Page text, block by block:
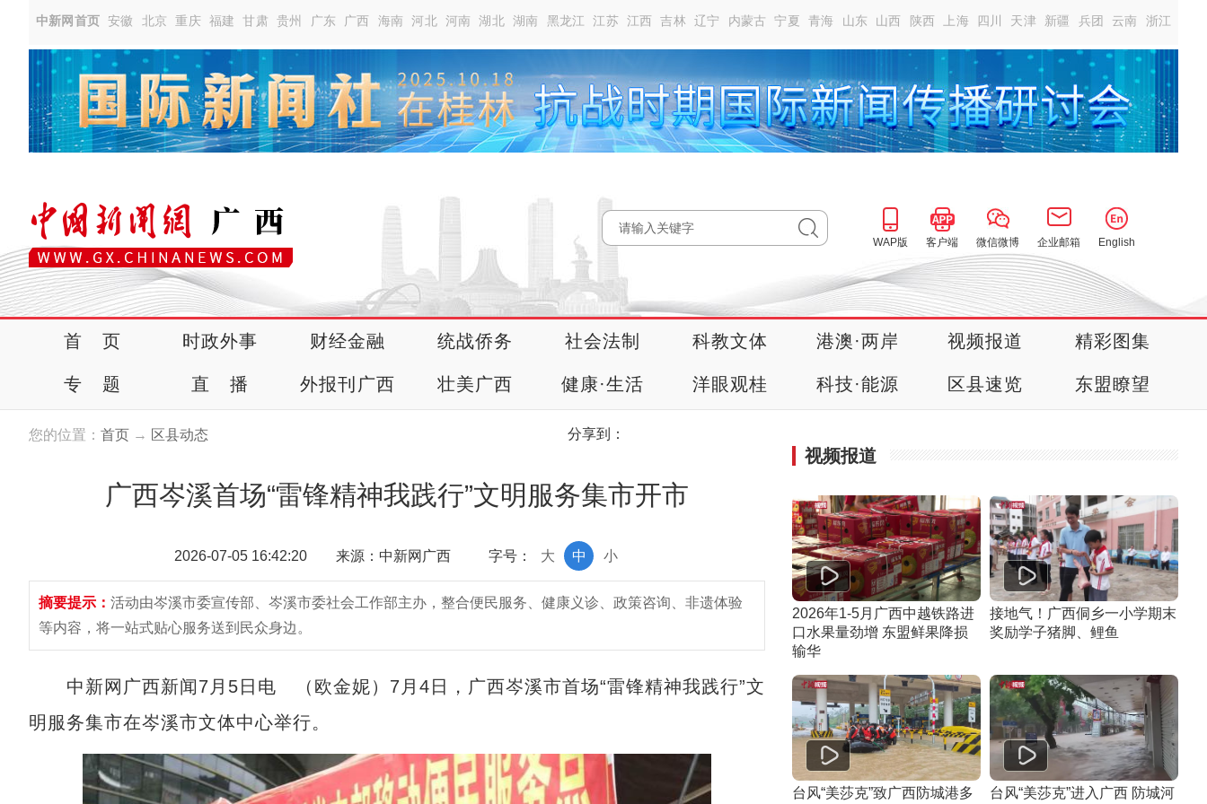
中新网首页 安徽 北京 重庆 福建 甘肃 贵州 广东 广西 海南 河北 河南 湖北 湖南 黑龙江 江苏 江西 吉林 辽宁 内蒙古 宁夏 青海 山东 山西 陕西 上海 四川 天津 新疆 兵团 云南 浙江
WAP版 客户端 微信微博 企业邮箱 English
首 页 时政外事 财经金融 统战侨务 社会法制 科教文体 港澳·两岸 视频报道 精彩图集
专 题 直 播 外报刊广西 壮美广西 健康·生活 洋眼观桂 科技·能源 区县速览 东盟瞭望
您的位置： 首页 → 区县动态 分享到：
广西岑溪首场“雷锋精神我践行”文明服务集市开市
2026-07-05 16:42:20 来源：中新网广西 字号： 小
中
大
摘要提示： 活动由岑溪市委宣传部、岑溪市委社会工作部主办，整合便民服务、健康义诊、政策咨询、非遗体验
等内容，将一站式贴心服务送到民众身边。
中新网广西新闻7月5日电 （欧金妮）7月4日，广西岑溪市首场“雷锋精神我践行”文
明服务集市在岑溪市文体中心举行。
视频报道
2026年1-5月广西中越铁路进
口水果量劲增 东盟鲜果降损
输华
接地气！广西侗乡一小学期末
奖励学子猪脚、鲤鱼
台风“美莎克”致广西防城港多 台风“美莎克”进入广西 防城河